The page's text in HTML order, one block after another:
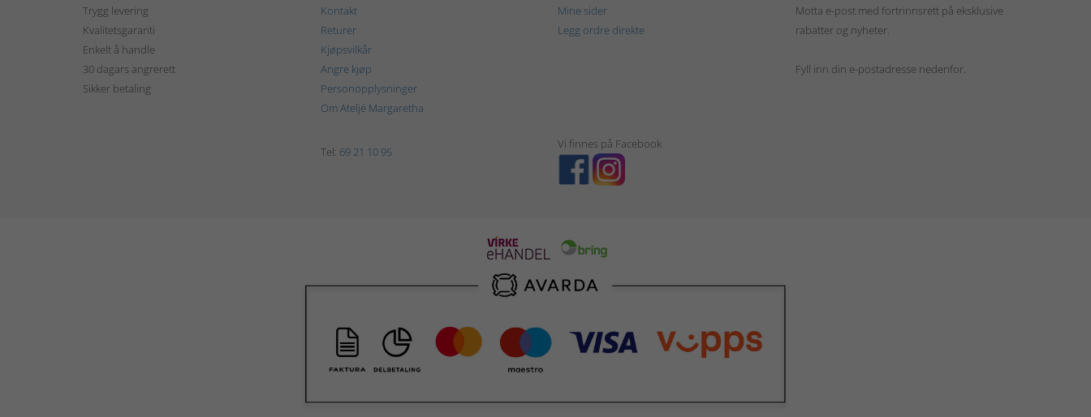
Trygg levering
Kvalitetsgaranti
Enkelt å handle
30 dagars angrerett
Sikker betaling
Kontakt
Returer
Kjøpsvilkår
Angre kjøp
Personopplysninger
Om Ateljé Margaretha
Mine sider
Legg ordre direkte
Motta e-post med fortrinnsrett på eksklusive
rabatter og nyheter.
Fyll inn din e-postadresse nedenfor.
Tel: 69 21 10 95
Vi finnes på Facebook